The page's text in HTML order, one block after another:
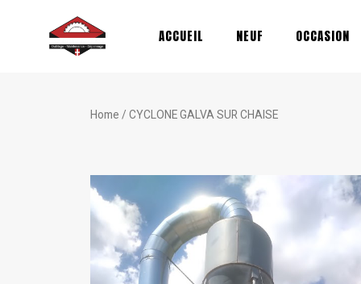
ACCUEIL NEUF OCCASION
Home / CYCLONE GALVA SUR CHAISE